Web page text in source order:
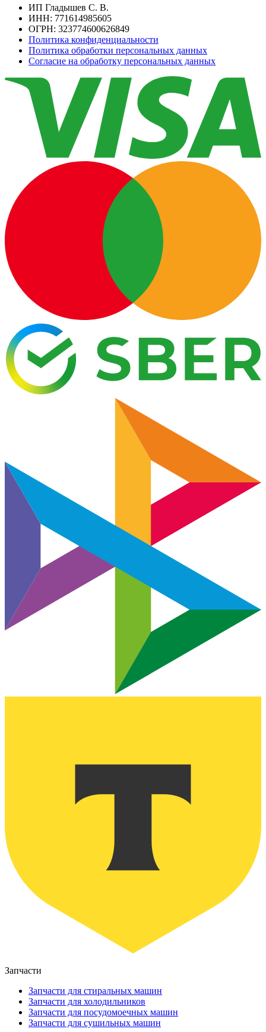
ИП Гладышев С. В.
ИНН: 771614985605
ОГРН: 323774600626849
Политика конфиденциальности
Политика обработки персональных данных
Согласие на обработку персональных данных
Запчасти
Запчасти для стиральных машин
Запчасти для холодильников
Запчасти для посудомоечных машин
Запчасти для сушильных машин